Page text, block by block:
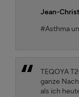
Jean-
#Asthma
TEQOYA
ganze
als ich